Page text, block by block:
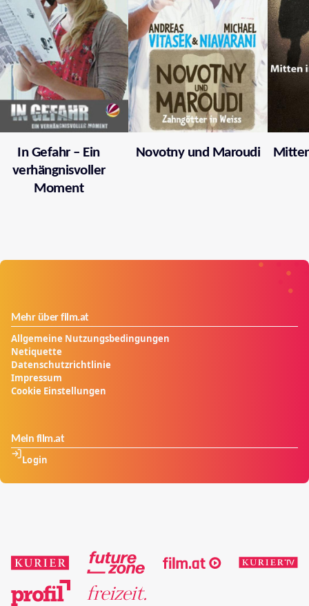
In Gefahr – Ein
verhängnisvoller
Moment
Novotny und Maroudi
Mehr über film.at
Allgemeine Nutzungsbedingungen
Netiquette
Datenschutzrichtlinie
Impressum
Cookie Einstellungen
Mein film.at
Login